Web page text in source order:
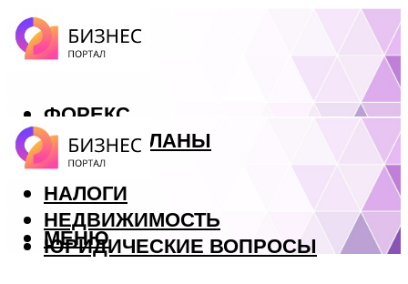
ФОРЕКС
БИЗНЕС ПЛАНЫ
КРЕДИТЫ
НАЛОГИ
НЕДВИЖИМОСТЬ
ЮРИДИЧЕСКИЕ ВОПРОСЫ
МЕНЮ